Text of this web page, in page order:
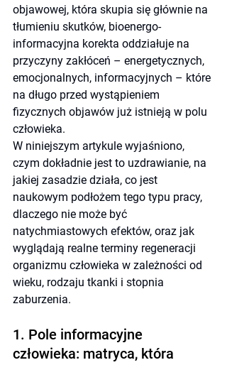
objawowej, która skupia się głównie na
tłumieniu skutków, bioenergo-
informacyjna korekta oddziałuje na
przyczyny zakłóceń – energetycznych,
emocjonalnych, informacyjnych – które
na długo przed wystąpieniem
fizycznych objawów już istnieją w polu
człowieka.
W niniejszym artykule wyjaśniono,
czym dokładnie jest to uzdrawianie, na
jakiej zasadzie działa, co jest
naukowym podłożem tego typu pracy,
dlaczego nie może być
natychmiastowych efektów, oraz jak
wyglądają realne terminy regeneracji
organizmu człowieka w zależności od
wieku, rodzaju tkanki i stopnia
zaburzenia.
1. Pole informacyjne
człowieka: matryca, która